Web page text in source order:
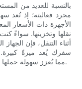
بالنسبة للعديد من
مجرد فعاليته؛ إذ تُعد
الأجهزة ذات الأسعار
نقلها وتخزينها. سواءً
أثناء التنقل، فإن
سفرك يُعد ميزةً
ببطاريات قابلة للشحن أو خيارات شحن USB، مما يُعزز سهولة حملها.